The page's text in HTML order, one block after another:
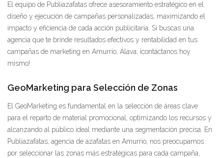
El equipo de Publiazafatas ofrece asesoramiento estratégico en el
diseño y ejecución de campañas personalizadas, maximizando el
impacto y eficiencia de cada acción publicitaria. Si buscas una
agencia que te brinde resultados efectivos y rentabilidad en tus
campañas de marketing en Amurrio, Álava, ¡contáctanos hoy
mismo!
GeoMarketing para Selección de Zonas
El GeoMarketing es fundamental en la selección de áreas clave
para el reparto de material promocional, optimizando los recursos y
alcanzando al público ideal mediante una segmentación precisa. En
Publiazafatas, agencia de azafatas en Amurrio, nos preocupamos
por seleccionar las zonas más estratégicas para cada campaña,